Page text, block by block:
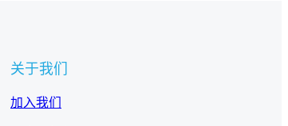
关于我们
加入我们